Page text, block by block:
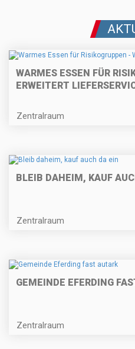
WARMES ESSEN FÜR
ERWEITERT
Zentralraum
BLEIB DAHEIM, KAUF
Zentralraum
GEMEINDE EFERDING
Zentralraum